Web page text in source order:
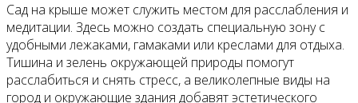
Сад на крыше может служить местом для расслабления и
медитации. Здесь можно создать специальную зону с
удобными лежаками, гамаками или креслами для отдыха.
Тишина и зелень окружающей природы помогут
расслабиться и снять стресс, а великолепные виды на
город и окружающие здания добавят эстетического